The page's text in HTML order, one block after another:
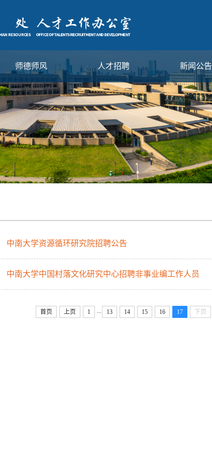
师德师风 人才招聘 新闻公告
中南大学资源循环研究院招聘公告
中南大学中国村落文化研究中心招聘非事业编工作人员
首页 上页 1 ... 13 14 15 16 17 下页